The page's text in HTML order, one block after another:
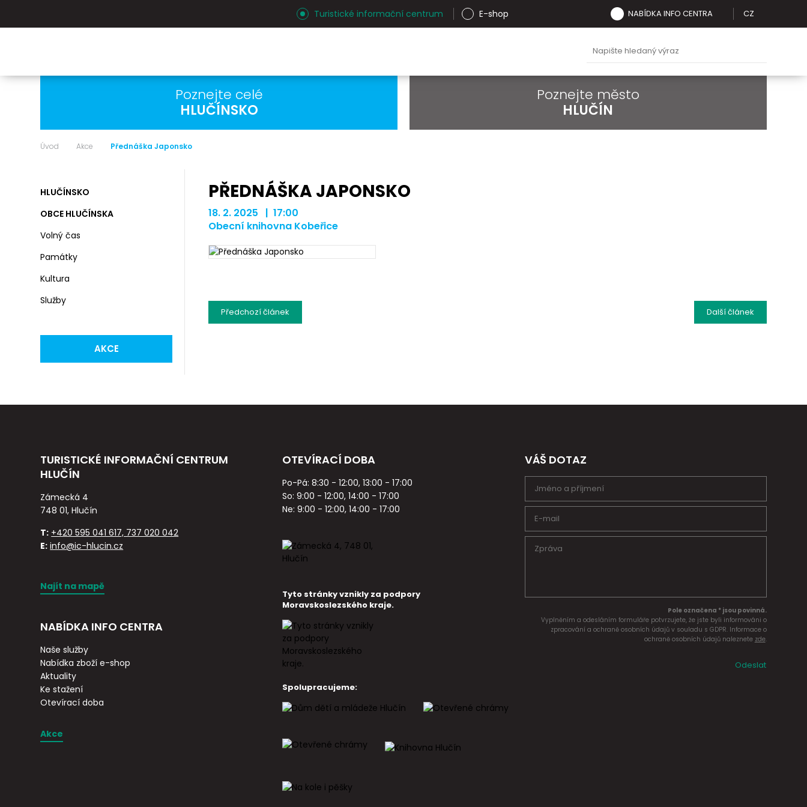
Turistické informační centrum E-shop NABÍDKA INFO CENTRA CZ
Poznejte celé
HLUČÍNSKO
Poznejte město
HLUČÍN
Úvod Akce Přednáška Japonsko
HLUČÍNSKO
OBCE HLUČÍNSKA
Volný čas
Památky
Kultura
Služby
AKCE
PŘEDNÁŠKA JAPONSKO
18. 2. 2025 | 17:00
Obecní knihovna Kobeřice
Dalšíčlánek
Předchozíčlánek
TURISTICKÉ INFORMAČNÍ CENTRUM
HLUČÍN
Zámecká 4
748 01, Hlučín
T: +420 595 041 617, 737 020 042
E: info@ic-hlucin.cz
Najít na mapě
NABÍDKA INFO CENTRA
Naše služby
Nabídka zboží e-shop
Aktuality
Ke stažení
Otevírací doba
Akce
OTEVÍRACÍ DOBA
Po-Pá: 8:30 - 12:00, 13:00 - 17:00
So: 9:00 - 12:00, 14:00 - 17:00
Ne: 9:00 - 12:00, 14:00 - 17:00
Tyto stránky vznikly za podpory
Moravskoslezského kraje.
Spolupracujeme:
VÁŠ DOTAZ
Pole označena * jsou povinná.
Vyplněním a odesláním formuláře potvrzujete, že jste byli informováni o
zpracování a ochraně osobních údajů v souladu s GDPR. Informace o
ochraně osobních údajů naleznete zde.
Odeslat